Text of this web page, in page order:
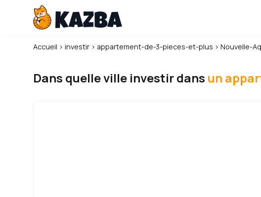
Accueil ›investir › appartement-de-3-pieces-et-plus ›Nouvelle-
Dans quelle ville investir dans un